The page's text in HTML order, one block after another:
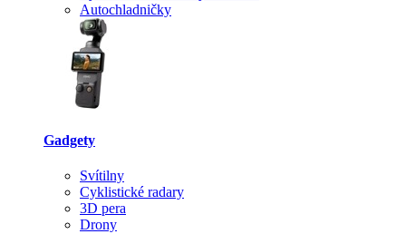
Autochladničky
Gadgety
Svítilny
Cyklistické radary
3D pera
Drony